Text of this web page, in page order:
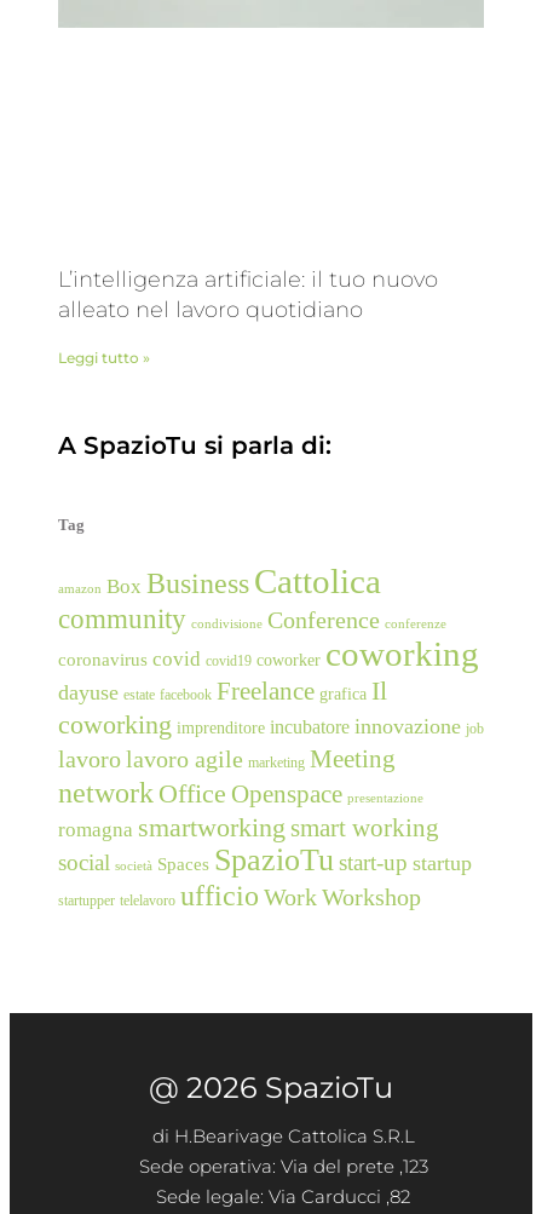
L’intelligenza artificiale: il tuo nuovo
alleato nel lavoro quotidiano
Leggi tutto »
A SpazioTu si parla di:
Tag
amazon Box BusinessCattolica
community condivisione Conference conferenze
coronavirus covid covid19 coworker coworking
dayuse estate facebook Freelance grafica Il
coworking imprenditore incubatore innovazione job
lavorolavoro agile marketing Meeting
network Office Openspace presentazione
romagna smartworking smart working
social società Spaces SpazioTu start-up startup
startupper telelavoro ufficio WorkWorkshop
@ 2026 SpazioTu
di H.Bearivage Cattolica S.R.L
Sede operativa: Via del prete ,123
Sede legale: Via Carducci ,82